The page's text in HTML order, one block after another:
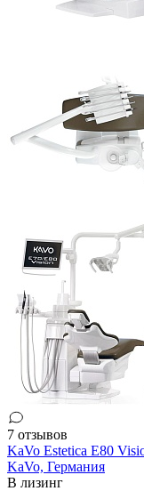
7 отзывов
KaVo Estetica E80
KaVo, Германия
В лизинг